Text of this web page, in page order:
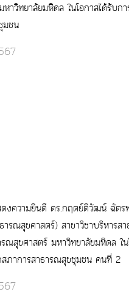
วิทยาลัยมหิดล ในโอกาสได้รับก
มชน
งความยินดี ดร.กฤตย์ติวัฒน์ ฉัตร
รณสุขศาสตร์) สาขาวิชาบริหารส
ณสุขศาสตร์ มหาวิทยาลัยมหิดล ใน
ภาการสาธารณสุขชุมชน คนที่ 2